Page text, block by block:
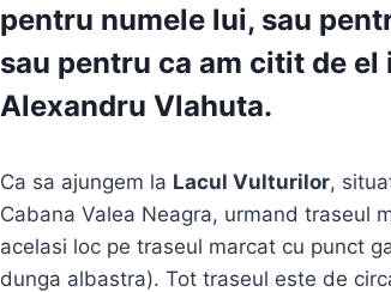
pentru numele lui, sau
sau pentru ca am citit de el
Alexandru Vlahuta.
Ca sa ajungem la Lacul Vulturilor,
Cabana Valea Neagra, urmand traseul
acelasi loc pe traseul marcat cu punct
dunga albastra). Tot traseul este de